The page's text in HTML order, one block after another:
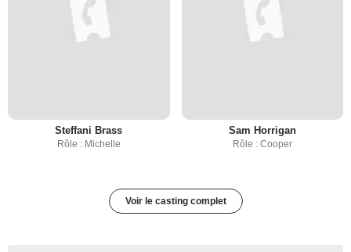
Steffani Brass
Rôle : Michelle
Sam Horrigan
Rôle : Cooper
Voir le casting complet